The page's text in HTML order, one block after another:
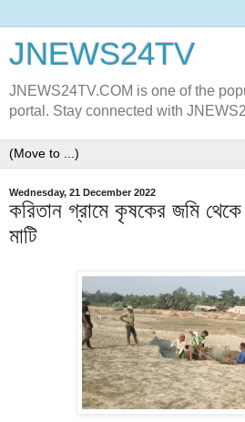
JNEWS24TV
JNEWS24TV.COM is one of the
portal. Stay connected with
Wednesday, 21 December 2022
করিতান গ্রামে কৃষকের জমি
মাটি